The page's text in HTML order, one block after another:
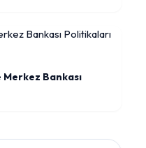
Bankası